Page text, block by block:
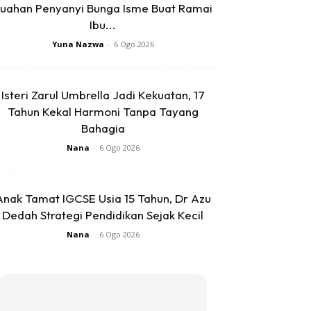
Penyanyi Bunga Isme Buat Ramai
Ibu...
Yuna Nazwa - 6 Ogo 2026
Isteri Zarul Umbrella Jadi Kekuatan, 17
Tahun Kekal Harmoni Tanpa Tayang
Bahagia
Nana - 6 Ogo 2026
Tamat IGCSE Usia 15 Tahun, Dr Azu
Dedah Strategi Pendidikan Sejak Kecil
Nana - 6 Ogo 2026